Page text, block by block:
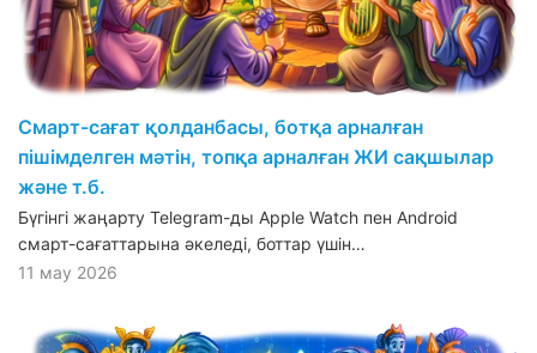
Смарт-сағат қолданбасы, ботқа арналған
пішімделген мәтін, топқа арналған ЖИ сақшылар
және т.б.
Бүгінгі жаңарту Telegram-ды Apple Watch пен Android
смарт-сағаттарына әкеледі, боттар үшін…
11 мау 2026